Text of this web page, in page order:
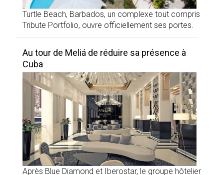
Turtle Beach, Barbados, un complexe tout compris
Tribute Portfolio, ouvre officiellement ses portes.
Au tour de Meliá de réduire sa présence à
Cuba
Après Blue Diamond et Iberostar, le groupe hôtelier